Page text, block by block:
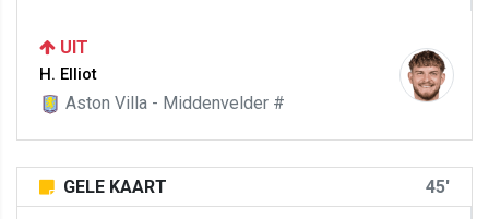
UIT
H. Elliot
Aston Villa - Middenvelder #
GELE KAART 45'